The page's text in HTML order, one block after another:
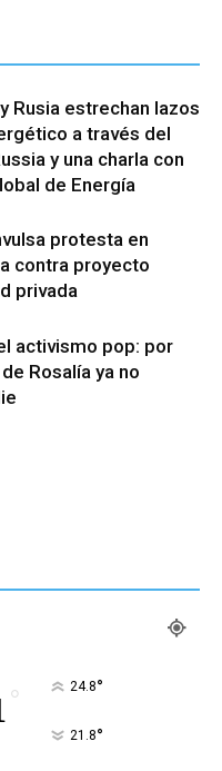
Rusia estrechan lazos
a través del
y una charla con
de Energía
protesta en
contra proyecto
privada
activismo pop: por
Rosalía ya no
° 24.8°
21.8°